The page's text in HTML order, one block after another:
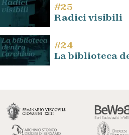
#25
Radici visibili
#24
La biblioteca